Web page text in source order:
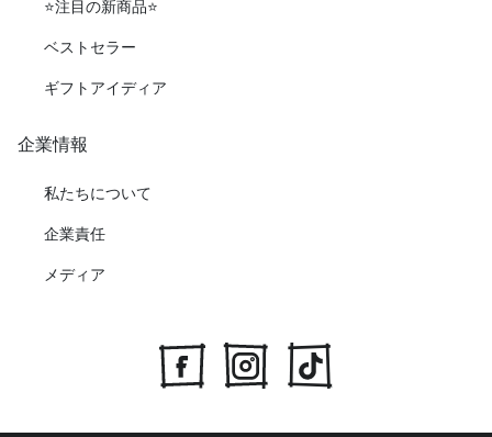
⭐️注目の新商品⭐️
ベストセラー
ギフトアイディア
企業情報
私たちについて
企業責任
メディア